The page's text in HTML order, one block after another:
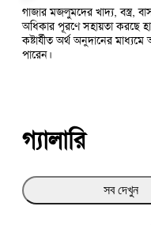
গাজার মজলুমদের খাদ্য, বস্ত্র,
অধিকার পূরণে সহায়তা করছে
কষ্টার্যীত অর্থ অনুদানের
পারেন।
গ্যালারি
সব দেখুন